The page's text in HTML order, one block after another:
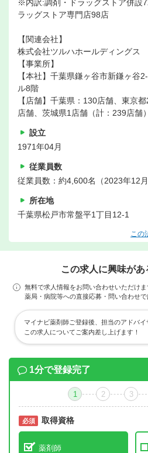
※内訳:調剤・ドラッグストア併設
ラッグストア専門店98店
【関連会社】
株式会社ツルハホールディングス
【事業所】
【本社】千葉県鎌ヶ谷市新鎌ヶ
ル8階
【店舗】千葉県：130店舗、東京
店舗、茨城県1店舗（計：239店
設立
1971年04月
従業員数
従業員数：約4,600名（2023年12月
所在地
千葉県松戸市常盤平1丁目12-1
この
この求人に興味があ
無料で求人情報をお問い合わせいただけま
薬局・病院等への直接応募・問い合わせ
マイナビ薬剤師ご登録後、担当のアドバイ
この求人についてご案内差し上げます！
1分で登録完了
1 2 3
必須 取得資格
薬剤師